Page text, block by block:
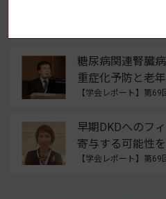
糖尿病関連腎臓
重症化予防と老
【学会レポート】第
早期DKDへのフ
寄与する可能性
【学会レポート】第